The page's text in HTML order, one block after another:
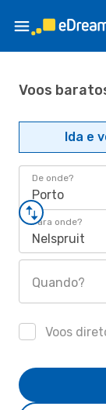
Voos
Ida e
De onde?
Porto
Para onde?
Nelspruit
Quando?
Voos